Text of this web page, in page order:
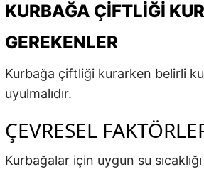
KURBAĞA ÇIFTLIĞI
GEREKENLER
Kurbağa çiftliği kurarken belirli
uyulmalıdır.
ÇEVRESEL
Kurbağalar için uygun su